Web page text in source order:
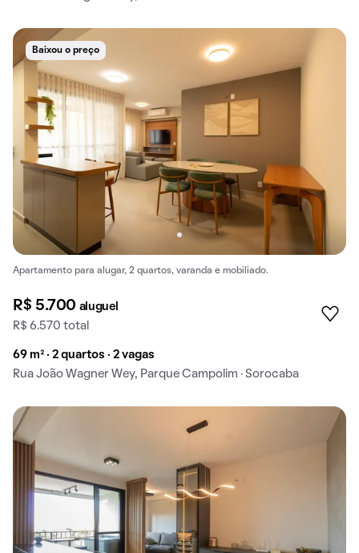
Baixou o preço
Apartamento para alugar, 2 quartos, varanda e mobiliado.
R$ 5.700 aluguel
R$ 6.570 total
69 m² · 2 quartos · 2 vagas
Rua João Wagner Wey, Parque Campolim · Sorocaba